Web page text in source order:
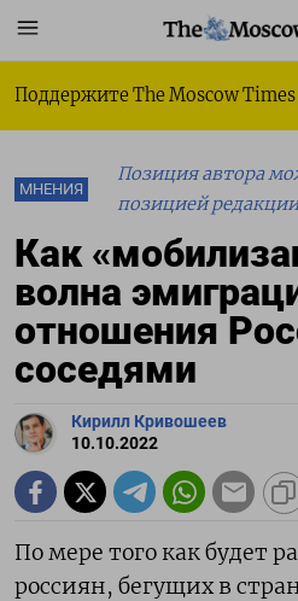
Поддержите The Moscow Times
МНЕНИЯ
Позиция автора
позицией
Как
волна
отношения
соседями
Кирилл Кривошеев
10.10.2022
По мере того как будет
россиян, бегущих в